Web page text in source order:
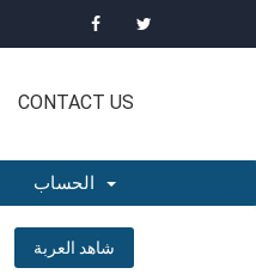
CONTACT US
شاهد العربة